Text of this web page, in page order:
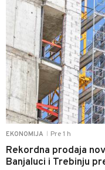
EKONOMIJA Pre 1 h
Rekordna prodaja
Banjaluci i Trebinju